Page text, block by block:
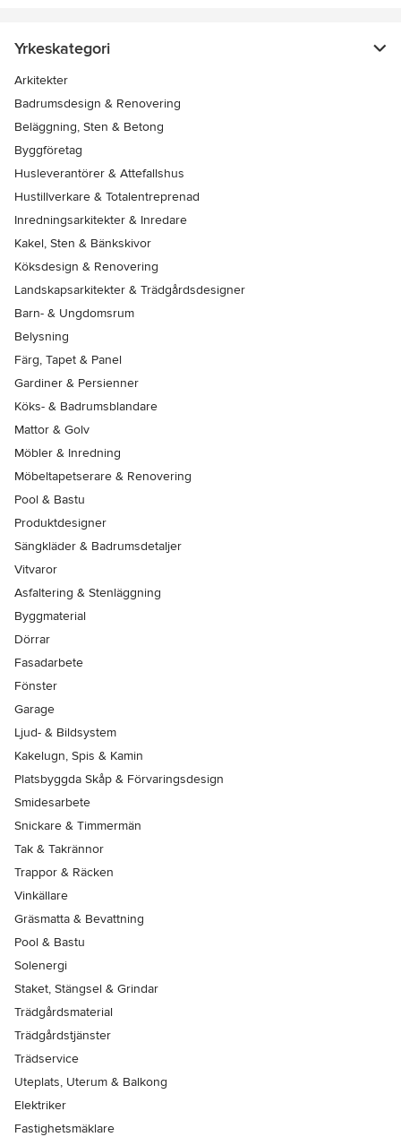
Yrkeskategori
Arkitekter
Badrumsdesign & Renovering
Beläggning, Sten & Betong
Byggföretag
Husleverantörer & Attefallshus
Hustillverkare & Totalentreprenad
Inredningsarkitekter & Inredare
Kakel, Sten & Bänkskivor
Köksdesign & Renovering
Landskapsarkitekter & Trädgårdsdesigner
Barn- & Ungdomsrum
Belysning
Färg, Tapet & Panel
Gardiner & Persienner
Köks- & Badrumsblandare
Mattor & Golv
Möbler & Inredning
Möbeltapetserare & Renovering
Pool & Bastu
Produktdesigner
Sängkläder & Badrumsdetaljer
Vitvaror
Asfaltering & Stenläggning
Byggmaterial
Dörrar
Fasadarbete
Fönster
Garage
Ljud- & Bildsystem
Kakelugn, Spis & Kamin
Platsbyggda Skåp & Förvaringsdesign
Smidesarbete
Snickare & Timmermän
Tak & Takrännor
Trappor & Räcken
Vinkällare
Gräsmatta & Bevattning
Pool & Bastu
Solenergi
Staket, Stängsel & Grindar
Trädgårdsmaterial
Trädgårdstjänster
Trädservice
Uteplats, Uterum & Balkong
Elektriker
Fastighetsmäklare